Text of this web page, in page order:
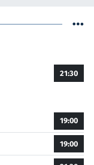
21:30
19:00
19:00